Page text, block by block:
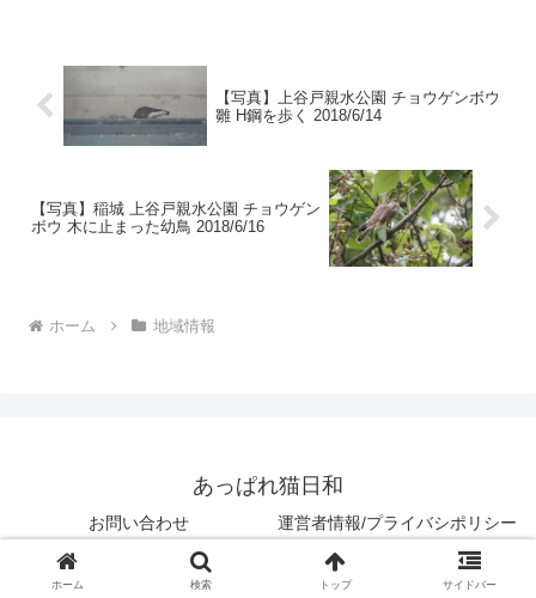
【写真】上谷戸親水公園 チョウゲンボウ
雛 H鋼を歩く 2018/6/14
【写真】稲城 上谷戸親水公園 チョウゲン
ボウ 木に止まった幼鳥 2018/6/16
ホーム 地域情報
あっぱれ猫日和
お問い合わせ 運営者情報/プライバシポリシー
© 2018 あっぱれ猫日和.
ホーム 検索 トップ サイドバー